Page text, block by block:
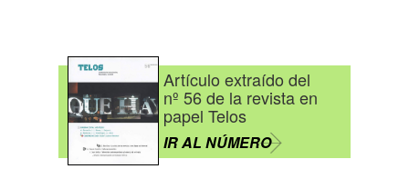
Artículo extraído del
nº 56 de la revista en
papel Telos
IR AL NÚMERO